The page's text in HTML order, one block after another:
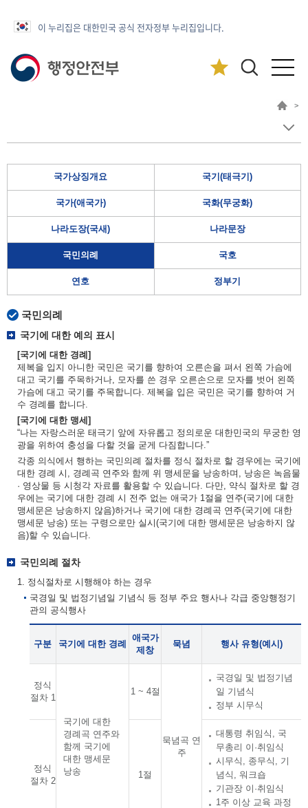
이 누리집은 대한민국 공식 전자정부 누리집입니다.
>
국가상징개요 국기(태극기)
국가(애국가) 국화(무궁화)
나라도장(국새) 나라문장
국민의례 국호
연호 정부기
국민의례
국기에 대한 예의 표시
[국기에 대한 경례]
제복을 입지 아니한 국민은 국기를 향하여 오른손을 펴서 왼쪽 가슴에
대고 국기를 주목하거나, 모자를 쓴 경우 오른손으로 모자를 벗어 왼쪽
가슴에 대고 국기를 주목합니다. 제복을 입은 국민은 국기를 향하여 거
수 경례를 합니다.
[국기에 대한 맹세]
“나는 자랑스러운 태극기 앞에 자유롭고 정의로운 대한민국의 무궁한 영
광을 위하여 충성을 다할 것을 굳게 다짐합니다.”
각종 의식에서 행하는 국민의례 절차를 정식 절차로 할 경우에는 국기에
대한 경례 시, 경례곡 연주와 함께 위 맹세문을 낭송하며, 낭송은 녹음물
· 영상물 등 시청각 자료를 활용할 수 있습니다. 다만, 약식 절차로 할 경
우에는 국기에 대한 경례 시 전주 없는 애국가 1절을 연주(국기에 대한
맹세문은 낭송하지 않음)하거나 국기에 대한 경례곡 연주(국기에 대한
맹세문 낭송) 또는 구령으로만 실시(국기에 대한 맹세문은 낭송하지 않
음)할 수 있습니다.
국민의례 절차
1. 정식절차로 시행해야 하는 경우
국경일 및 법정기념일 기념식 등 정부 주요 행사나 각급 중앙행정기
관의 공식행사
구분 국기에 대한 경례
애국가
제창
묵념 행사 유형(예시)
정식
절차 1
국기에 대한
경례곡 연주와
함께 국기에
대한 맹세문
낭송
1 ~ 4절
묵념곡 연
주
국경일 및 법정기념
일 기념식
정부 시무식
정식
절차 2
1절
대통령 취임식, 국
무총리 이·취임식
시무식, 종무식, 기
념식, 워크숍
기관장 이·취임식
1주 이상 교육 과정